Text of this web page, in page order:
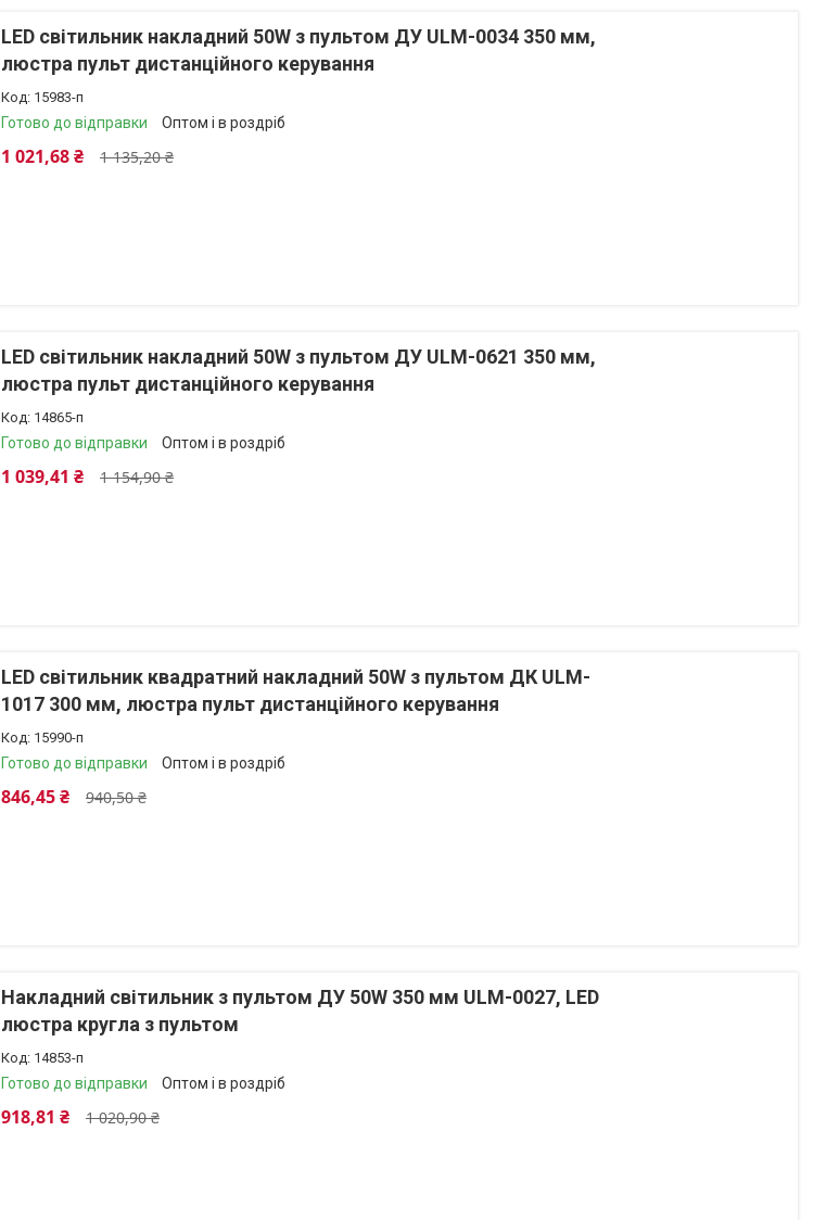
LED світильник накладний 50W з пультом ДУ ULM-0034 350 мм,
люстра пульт дистанційного керування
15983-п
Готово до відправки Оптом і в роздріб
1 135,20 ₴
1 021,68 ₴
LED світильник накладний 50W з пультом ДУ ULM-0621 350 мм,
люстра пульт дистанційного керування
14865-п
Готово до відправки Оптом і в роздріб
1 154,90 ₴
1 039,41 ₴
LED світильник квадратний накладний 50W з пультом ДК ULM-
1017 300 мм, люстра пульт дистанційного керування
15990-п
Готово до відправки Оптом і в роздріб
940,50 ₴
846,45 ₴
Накладний світильник з пультом ДУ 50W 350 мм ULM-0027, LED
люстра кругла з пультом
14853-п
Готово до відправки Оптом і в роздріб
1 020,90 ₴
918,81 ₴